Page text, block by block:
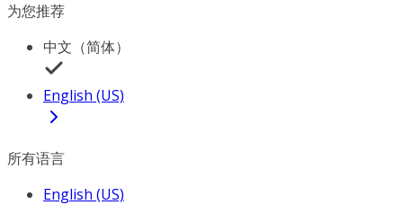
为您推荐
中文（简体）
English (US)
所有语言
English (US)